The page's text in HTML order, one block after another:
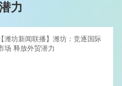
力
【潍坊新闻联播】潍坊：竞逐国际
场 释放外贸潜力